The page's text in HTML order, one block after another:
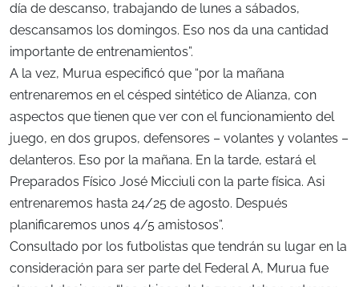
día de descanso, trabajando de lunes a sábados,
descansamos los domingos. Eso nos da una cantidad
importante de entrenamientos”.
A la vez, Murua especificó que “por la mañana
entrenaremos en el césped sintético de Alianza, con
aspectos que tienen que ver con el funcionamiento del
juego, en dos grupos, defensores – volantes y volantes –
delanteros. Eso por la mañana. En la tarde, estará el
Preparados Físico José Micciuli con la parte física. Asi
entrenaremos hasta 24/25 de agosto. Después
planificaremos unos 4/5 amistosos”.
Consultado por los futbolistas que tendrán su lugar en la
consideración para ser parte del Federal A, Murua fue